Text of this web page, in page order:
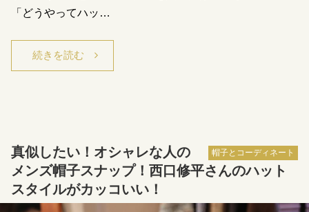
「どうやってハッ…
続きを読む
帽子とコーディネート
真似したい！オシャレな人の
メンズ帽子スナップ！西口修平さんのハット
スタイルがカッコいい！